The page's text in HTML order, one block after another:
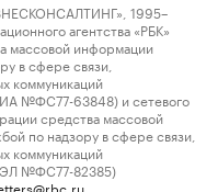
1995–
агентства «РБК»
массовой информации
в сфере связи,
коммуникаций
№ФС77-63848) и сетевого
средства массовой
по надзору в сфере связи,
коммуникаций
ЭЛ №ФС77-82385)